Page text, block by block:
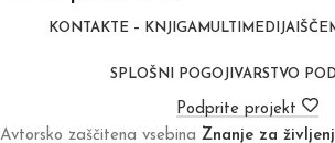
KONTAKT E – KNJIGAMULTIMEDIJA
SPLOŠNI POGOJI VARSTVO
Podprite projekt
Avtorsko zaščitena vsebina Znanje za